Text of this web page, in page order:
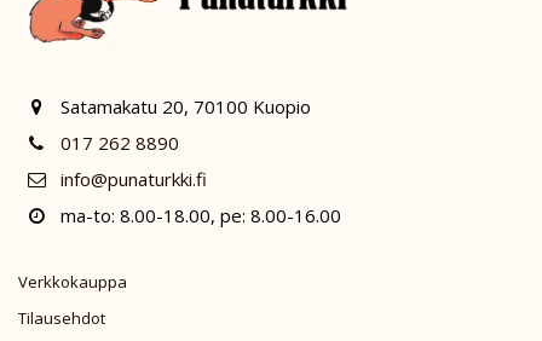
Satamakatu 20, 70100 Kuopio
017 262 8890
info@punaturkki.fi
ma-to: 8.00-18.00, pe: 8.00-16.00
Verkkokauppa
Tilausehdot